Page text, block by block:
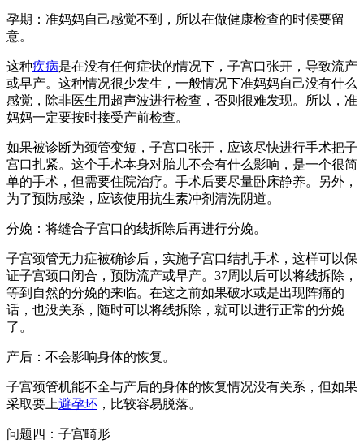
孕期：准妈妈自己感觉不到，所以在做健康检查的时候要留
意。
这种疾病是在没有任何症状的情况下，子宫口张开，导致流产
或早产。这种情况很少发生，一般情况下准妈妈自己没有什么
感觉，除非医生用超声波进行检查，否则很难发现。所以，准
妈妈一定要按时接受产前检查。
如果被诊断为颈管变短，子宫口张开，应该尽快进行手术把子
宫口扎紧。这个手术本身对胎儿不会有什么影响，是一个很简
单的手术，但需要住院治疗。手术后要尽量卧床静养。另外，
为了预防感染，应该使用抗生素冲剂清洗阴道。
分娩：将缝合子宫口的线拆除后再进行分娩。
子宫颈管无力症被确诊后，实施子宫口结扎手术，这样可以保
证子宫颈口闭合，预防流产或早产。37周以后可以将线拆除，
等到自然的分娩的来临。在这之前如果破水或是出现阵痛的
话，也没关系，随时可以将线拆除，就可以进行正常的分娩
了。
产后：不会影响身体的恢复。
子宫颈管机能不全与产后的身体的恢复情况没有关系，但如果
采取要上避孕环 ，比较容易脱落。
问题四：子宫畸形